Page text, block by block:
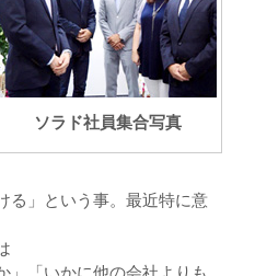
ソラド社員集合写真
る」という事。最近特に意
」「いかに他の会社よりも